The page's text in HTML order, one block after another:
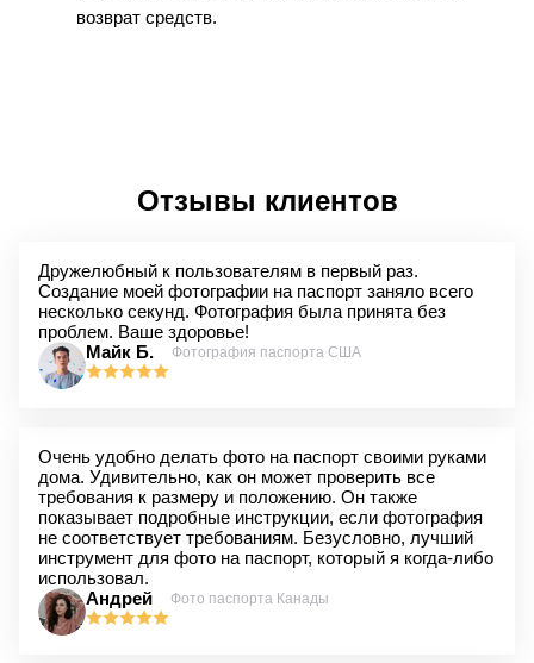
возврат средств.
Отзывы клиентов
Дружелюбный к пользователям в первый раз.
Создание моей фотографии на паспорт заняло всего
несколько секунд. Фотография была принята без
проблем. Ваше здоровье!
Майк Б.
Фотография паспорта США
Очень удобно делать фото на паспорт своими руками
дома. Удивительно, как он может проверить все
требования к размеру и положению. Он также
показывает подробные инструкции, если фотография
не соответствует требованиям. Безусловно, лучший
инструмент для фото на паспорт, который я когда-либо
использовал.
Андрей
Фото паспорта Канады